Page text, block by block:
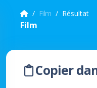
Film Résultat
Film
Copier